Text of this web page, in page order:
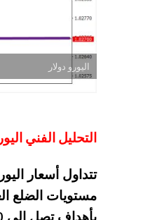
اليورو دولار
التحليل الفني اليورو
تتداول أسعار